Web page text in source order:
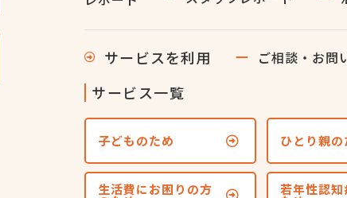
サービスを利用 ご相談・お問
サービス一覧
子どものため ひとり親の
生活費にお困りの方 若年性認知